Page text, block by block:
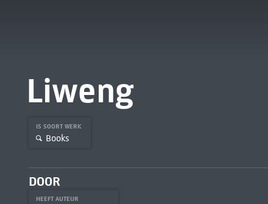
Liweng
IS SOORT WERK
Books
DOOR
HEEFT AUTEUR